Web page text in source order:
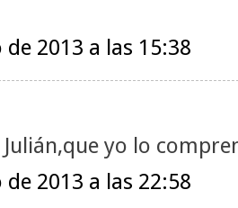
2013 a las 15:38
Julián,que yo lo
2013 a las 22:58